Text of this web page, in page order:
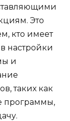
Это
кто имеет
настройки
и
таких как
программы,